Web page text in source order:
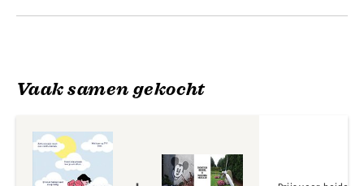
Vaak samen gekocht